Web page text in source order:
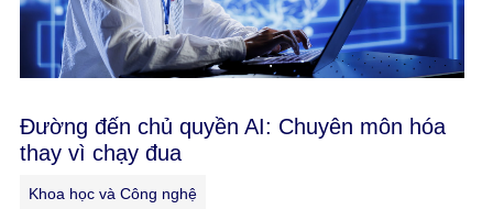
Đường đến chủ quyền AI: Chuyên môn hóa
thay vì chạy đua
Khoa học và Công nghệ